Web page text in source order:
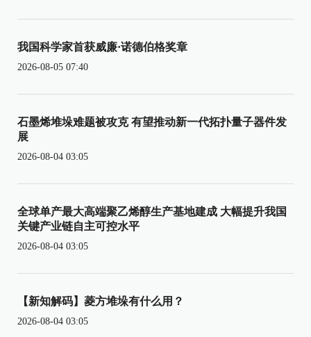
我国科学家首获威廉·诺德伯格奖章
2026-08-05 07:40
石墨烯堆垛难题被攻克 有望推动新一代拓扑量子器件发
展
2026-08-04 03:05
全球单产最大高端聚乙烯醇生产基地建成 大幅提升我国
关键产业链自主可控水平
2026-08-04 03:05
【新知解码】菱方堆垛有什么用？
2026-08-04 03:05